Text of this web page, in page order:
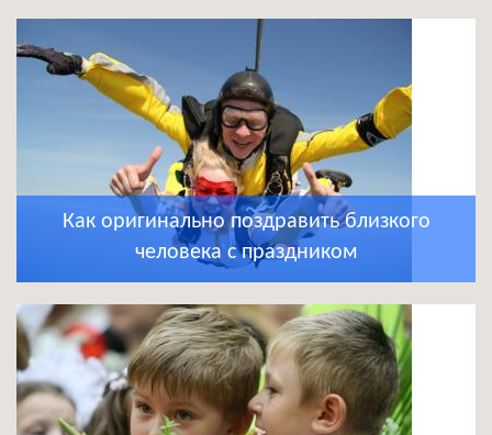
Как оригинально поздравить близкого
человека с праздником